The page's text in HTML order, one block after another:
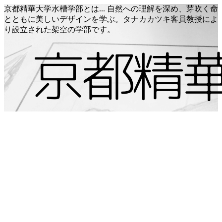
京都精華大学水槽学部とは... 自然への理解を深め、芽吹く命
とともに美しいデザインを学ぶ。タナカカツキ客員教授によ
り設立された架空の学部です。